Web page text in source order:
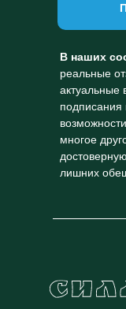
В наших
реальные
актуальные
подписания
многое
лишних